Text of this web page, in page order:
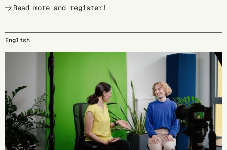
Read more and register!
English
24.09.